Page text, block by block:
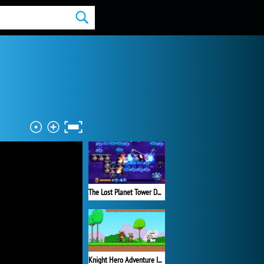
The Lost Planet Tower Defense
Knight Hero Adventure Idle RPG